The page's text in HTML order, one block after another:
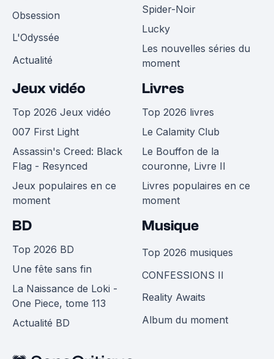
Obsession
L'Odyssée
Actualité
Spider-Noir
Lucky
Les nouvelles séries du
moment
Jeux vidéo
Top 2026 Jeux vidéo
007 First Light
Assassin's Creed: Black
Flag - Resynced
Jeux populaires en ce
moment
Livres
Top 2026 livres
Le Calamity Club
Le Bouffon de la
couronne, Livre II
Livres populaires en ce
moment
BD
Top 2026 BD
Une fête sans fin
La Naissance de Loki -
One Piece, tome 113
Actualité BD
Musique
Top 2026 musiques
CONFESSIONS II
Reality Awaits
Album du moment